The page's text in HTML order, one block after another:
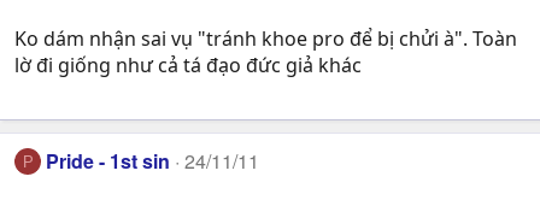
Ko dám nhận sai vụ "tránh khoe pro để bị chửi à". Toàn
lờ đi giống như cả tá đạo đức giả khác
P Pride - 1st sin 24/11/11